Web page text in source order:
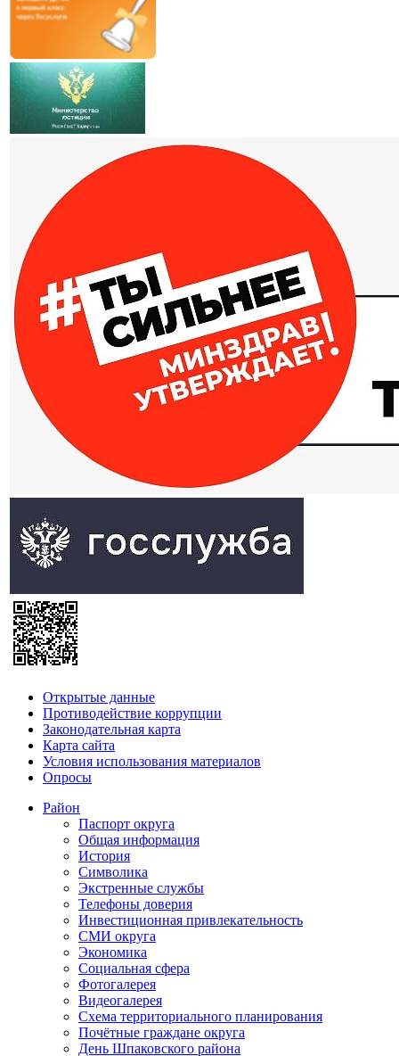
Открытые данные
Противодействие коррупции
Законодательная карта
Карта сайта
Условия использования материалов
Опросы
Район
Паспорт округа
Общая информация
История
Символика
Экстренные службы
Телефоны доверия
Инвестиционная привлекательность
СМИ округа
Экономика
Социальная сфера
Фотогалерея
Видеогалерея
Схема территориального планирования
Почётные граждане округа
День Шпаковского района